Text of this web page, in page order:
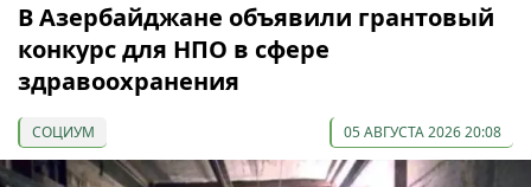
В Азербайджане объявили грантовый
конкурс для НПО в сфере
здравоохранения
СОЦИУМ 05 АВГУСТА 2026 20:08